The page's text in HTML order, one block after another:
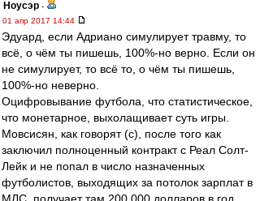
Ноусэр -
01 апр 2017 14:44
Эдуард, если Адриано симулирует травму, то
всё, о чём ты пишешь, 100%-но верно. Если он
не симулирует, то всё то, о чём ты пишешь,
100%-но неверно.
Оцифровывание футбола, что статистическое,
что монетарное, выхолащивает суть игры.
Мовсисян, как говорят (с), после того как
заключил полноценный контракт с Реал Солт-
Лейк и не попал в число назначенных
футболистов, выходящих за потолок зарплат в